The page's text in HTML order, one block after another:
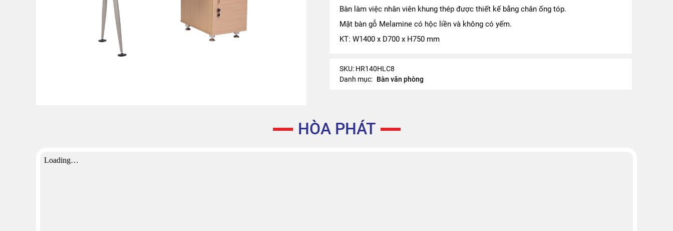
Bàn làm việc nhân viên khung thép được thiết kế bằng chân ống tóp.
Mặt bàn gỗ Melamine có hộc liền và không có yếm.
KT: W1400 x D700 x H750 mm
SKU: HR140HLC8
Danh mục: Bàn văn phòng
HÒA PHÁT